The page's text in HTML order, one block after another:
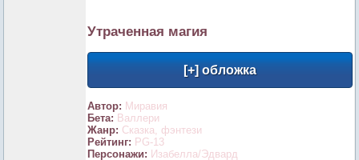
Утраченная магия
Автор: Миравия
Бета: Валлери
Жанр: Сказка, фэнтези
Рейтинг: PG-13
Персонажи: Изабелла/Эдвард